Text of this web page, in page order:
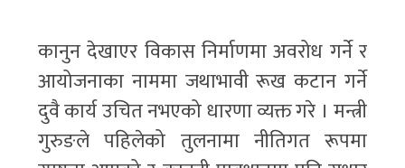
कानुन देखाएर विकास निर्माणमा अवरोध गर्ने र
आयोजनाका नाममा जथाभावी रूख कटान गर्ने
दुवै कार्य उचित नभएको धारणा व्यक्त गरे । मन्त्री
गुरुङले पहिलेको तुलनामा नीतिगत रूपमा